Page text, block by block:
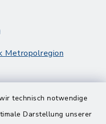
technisch notwendige
Darstellung unserer
Metropolregion